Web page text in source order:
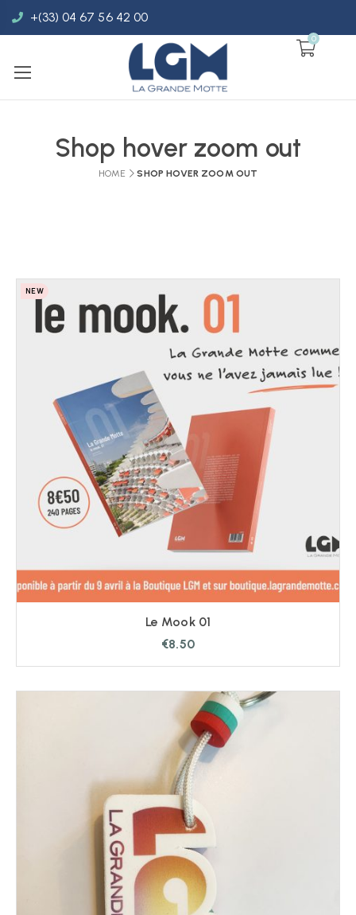
+(33) 04 67 56 42 00
0
Shop hover zoom out
HOME SHOP HOVER ZOOM OUT
NEW
Le Mook 01
€8.50